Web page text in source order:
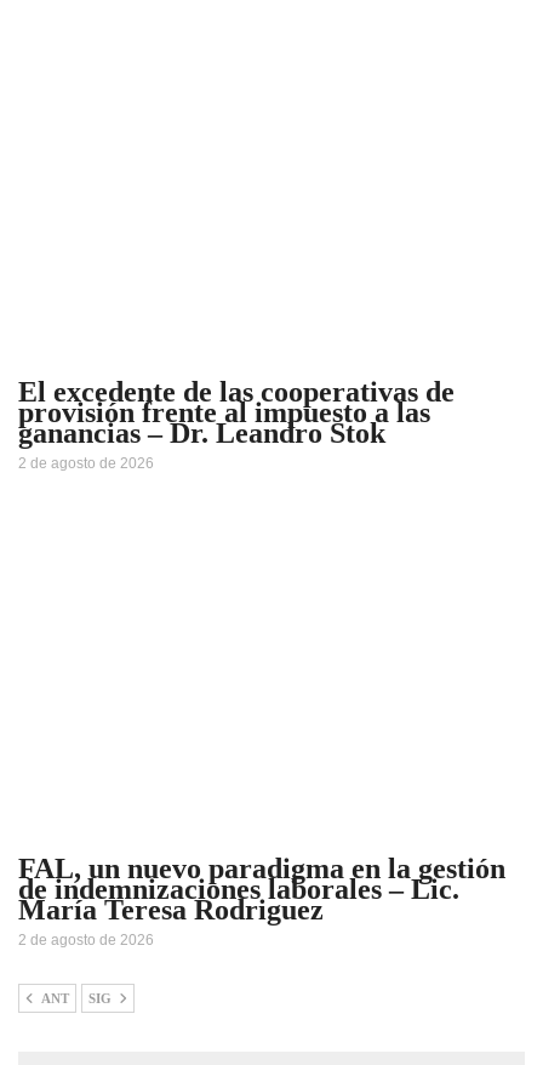
El excedente de las cooperativas de
provisión frente al impuesto a las
ganancias – Dr. Leandro Stok
2 de agosto de 2026
FAL, un nuevo paradigma en la gestión
de indemnizaciones laborales – Lic.
María Teresa Rodriguez
2 de agosto de 2026
ANT SIG